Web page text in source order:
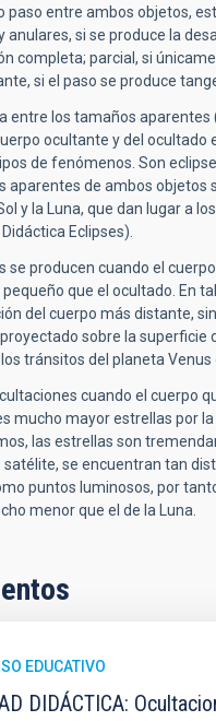
paso entre ambos objetos,
anulares, si se produce la
completa; parcial, si
si el paso se produce
entre los tamaños aparentes
ocultante y del ocultado
de fenómenos. Son
aparentes de ambos objetos
y la Luna, que dan lugar a
Eclipses).
se producen cuando el
que el ocultado. En
del cuerpo más distante,
sobre la superficie
tránsitos del planeta Venus
cuando el cuerpo
mucho mayor estrellas por la
las estrellas son
se encuentran tan
puntos luminosos, por
menor que el de la Luna.
EDUCATIVO
DIDÁCTICA: